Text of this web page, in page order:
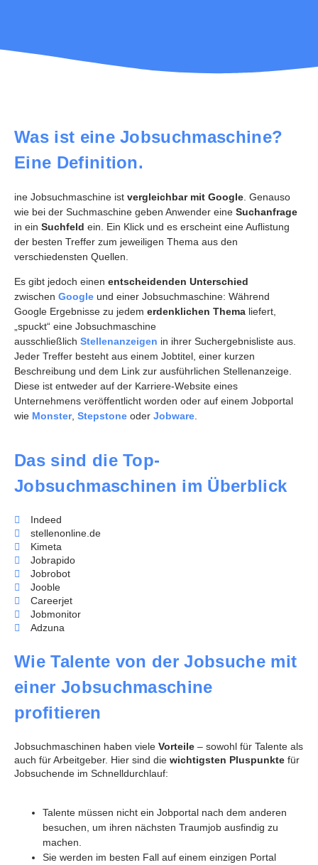
Was ist eine Jobsuchmaschine?
Eine Definition.
ine Jobsuchmaschine ist vergleichbar mit Google . Genauso
wie bei der Suchmaschine geben Anwender eine Suchanfrage
in ein Suchfeld ein. Ein Klick und es erscheint eine Auflistung
der besten Treffer zum jeweiligen Thema aus den
verschiedensten Quellen.
Es gibt jedoch einen entscheidenden Unterschied
zwischen Google und einer Jobsuchmaschine: Während
Google Ergebnisse zu jedem erdenklichen Thema liefert,
„spuckt“ eine Jobsuchmaschine
ausschließlich Stellenanzeigen in ihrer Suchergebnisliste aus.
Jeder Treffer besteht aus einem Jobtitel, einer kurzen
Beschreibung und dem Link zur ausführlichen Stellenanzeige.
Diese ist entweder auf der Karriere-Website eines
Unternehmens veröffentlicht worden oder auf einem Jobportal
wie Monster, Stepstone oder Jobware
Das sind die Top-
Jobsuchmaschinen im Überblick
Indeed
stellenonline.de
Kimeta
Jobrapido
Jobrobot
Jooble
Careerjet
Jobmonitor
Adzuna
Wie Talente von der Jobsuche mit
einer Jobsuchmaschine
profitieren
Jobsuchmaschinen haben viele Vorteile – sowohl für Talente als
auch für Arbeitgeber. Hier sind die wichtigsten Pluspunkte für
Jobsuchende im Schnelldurchlauf:
Talente müssen nicht ein Jobportal nach dem anderen
besuchen, um ihren nächsten Traumjob ausfindig zu
machen.
Sie werden im besten Fall auf einem einzigen Portal